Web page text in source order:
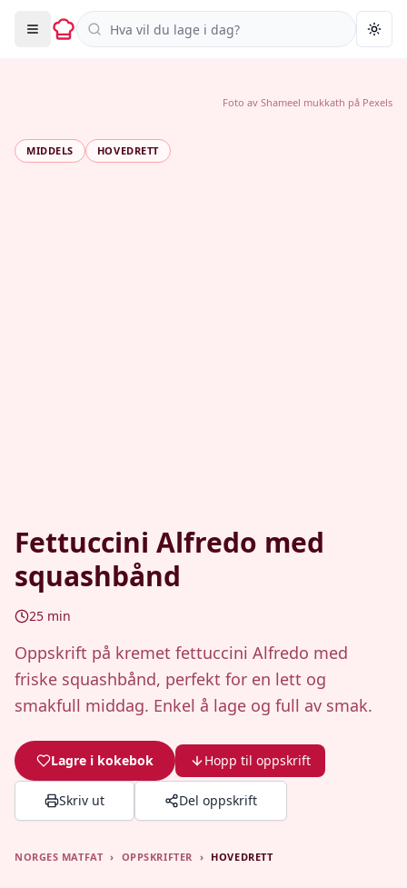
Søk i oppskrifter
MIDDELS HOVEDRETT
Fettuccini Alfredo med
squashbånd
25 min
Oppskrift på kremet fettuccini Alfredo med
friske squashbånd, perfekt for en lett og
smakfull middag. Enkel å lage og full av smak.
Lagre i kokebok Hopp til oppskrift
Skriv ut Del oppskrift
Foto av Shameel mukkath på Pexels
NORGES MATFAT › OPPSKRIFTER › HOVEDRETT